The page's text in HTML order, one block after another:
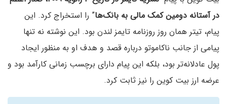
در آستانه دومین کمک مالی به بانک‌ها” را استخراج کرد. این
پیام، تیتر همان روز روزنامه تایمز لندن بود. این نوشته نه تنها
پیامی از جانب ناکاموتو درباره قصد و هدف او به منظور ایجاد
پول عادلانه‌تر بود، بلکه این پیام دارای برچسب زمانی کارآمد بود و
عرضه ارز بیت کوین را نیز ثابت کرد.